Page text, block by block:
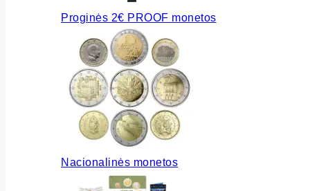
Proginės 2€ PROOF monetos
Nacionalinės monetos